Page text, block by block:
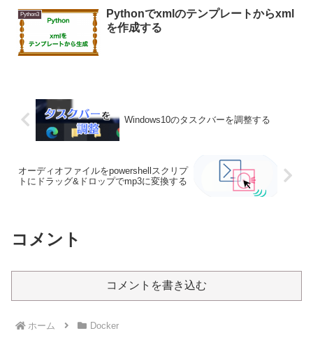
Python3
Pythonでxmlのテンプレートからxml
を作成する
Windows10のタスクバーを調整する
オーディオファイルをpowershellスクリプ
トにドラッグ&ドロップでmp3に変換する
コメント
コメントを書き込む
ホーム Docker